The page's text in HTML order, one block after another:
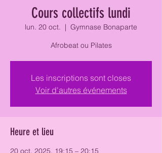
Cours collectifs lundi
lun. 20 oct.
  |
Gymnase Bonaparte
Afrobeat ou Pilates
Les inscriptions sont closes
Voir d'autres événements
Heure et lieu
20 oct. 2025, 19:15 – 20:15